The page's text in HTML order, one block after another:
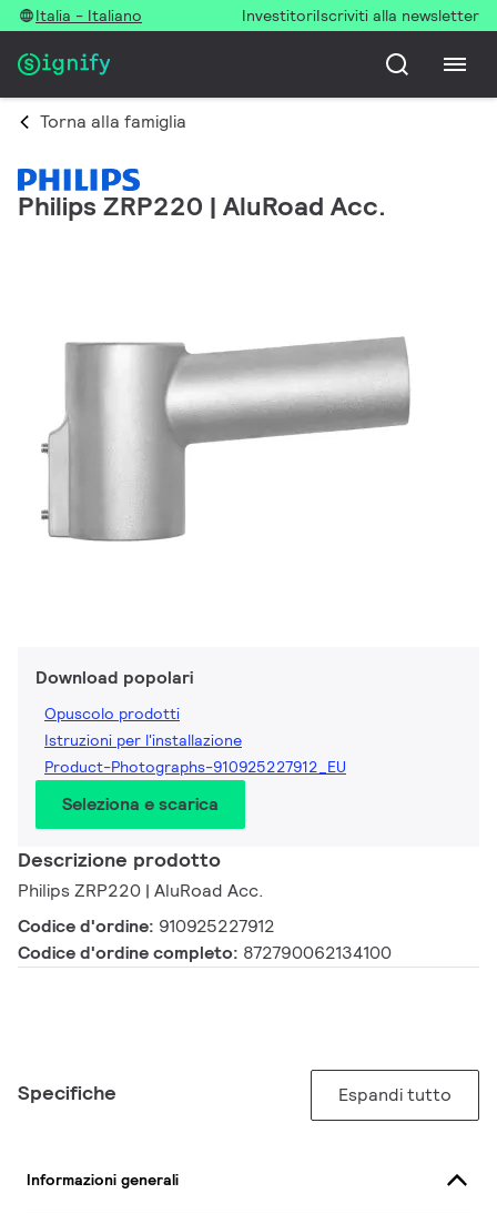
Italia - Italiano InvestitoriIscriviti alla newsletter
Torna alla famiglia
Philips ZRP220 | AluRoad Acc.
Download popolari
Opuscolo prodotti
Istruzioni per l'installazione
Product-Photographs-910925227912_EU
Seleziona e scarica
Descrizione prodotto
Philips ZRP220 | AluRoad Acc.
Codice d'ordine: 910925227912
Codice d'ordine completo: 872790062134100
Specifiche Espandi tutto
Informazioni generali